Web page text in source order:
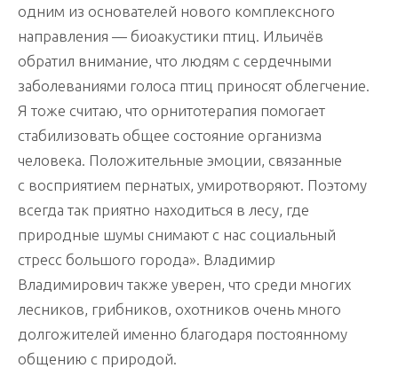
одним из основателей нового комплексного
направления — биоакустики птиц. Ильичёв
обратил внимание, что людям с сердечными
заболеваниями голоса птиц приносят облегчение.
Я тоже считаю, что орнитотерапия помогает
стабилизовать общее состояние организма
человека. Положительные эмоции, связанные
с восприятием пернатых, умиротворяют. Поэтому
всегда так приятно находиться в лесу, где
природные шумы снимают с нас социальный
стресс большого города». Владимир
Владимирович также уверен, что среди многих
лесников, грибников, охотников очень много
долгожителей именно благодаря постоянному
общению с природой.